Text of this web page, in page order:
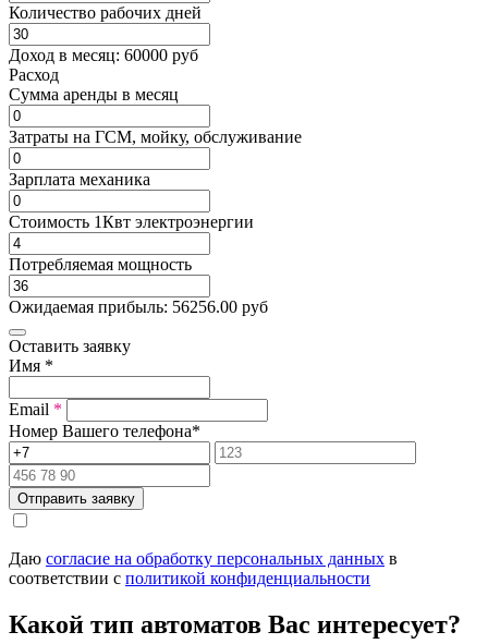
Количество рабочих дней
Доход в месяц: 60000 руб
Расход
Cумма аренды в месяц
Затраты на ГСМ, мойку, обслуживание
Зарплата механика
Стоимость 1Квт электроэнергии
Потребляемая мощность
Ожидаемая прибыль: 56256.00 руб
Оставить заявку
Имя *
Email *
Номер Вашего телефона*
Отправить заявку
Даю согласие на обработку персональных данных в
соответствии с политикой конфиденциальности
Какой тип автоматов Вас интересует?